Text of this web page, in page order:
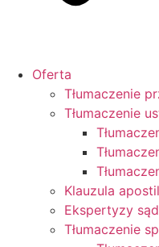
Oferta
Tłumaczenie
Tłumaczenie
Klauzula
Ekspertyzy
Tłumaczenie